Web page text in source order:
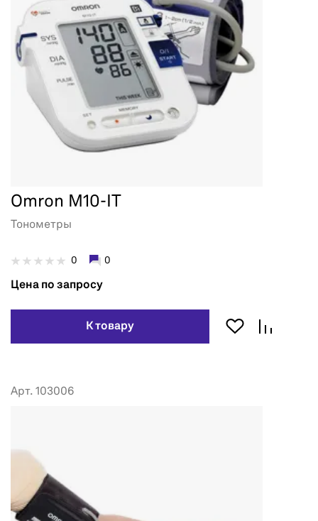
Omron M10-IT
Тонометры
0 0
Цена по запросу
К товару
Арт. 103006